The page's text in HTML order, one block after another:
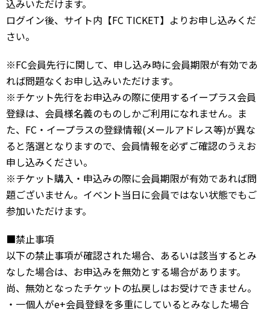
込みいただけます。
ログイン後、サイト内【FC TICKET】よりお申し込みくだ
さい。
※FC会員先行に関して、申し込み時に会員期限が有効であ
れば問題なくお申し込みいただけます。
※チケット先行をお申込みの際に使用するイープラス会員
登録は、会員様名義のものしかご利用になれません。ま
た、FC・イープラスの登録情報(メールアドレス等)が異な
ると落選となりますので、会員情報を必ずご確認のうえお
申し込みください。
※チケット購入・申込みの際に会員期限が有効であれば問
題ございません。イベント当日に会員ではない状態でもご
参加いただけます。
■禁止事項
以下の禁止事項が確認された場合、あるいは該当するとみ
なした場合は、お申込みを無効とする場合があります。
尚、無効となったチケットの払戻しはお受けできません。
・一個人がe+会員登録を多重にしているとみなした場合